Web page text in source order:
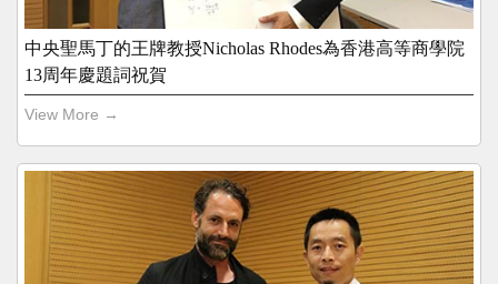
中央聖馬丁的王牌教授Nicholas Rhodes為香港高等商學院
13周年慶題詞祝賀
View More →